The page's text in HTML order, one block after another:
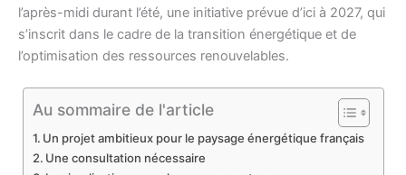
l’après-midi durant l’été, une initiative prévue d’ici à 2027, qui
s’inscrit dans le cadre de la transition énergétique et de
l’optimisation des ressources renouvelables.
Au sommaire de l'article
Un projet ambitieux pour le paysage énergétique français
Une consultation nécessaire